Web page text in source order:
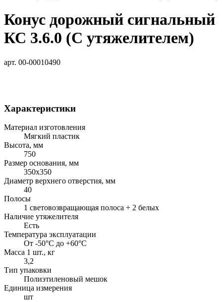
Конус дорожный сигнальный
КС 3.6.0 (С утяжелителем)
арт. 00-00010490
Характеристики
Материал изготовления
Мягкий пластик
Высота, мм
750
Размер основания, мм
350х350
Диаметр верхнего отверстия, мм
40
Полосы
1 световозвращающая полоса + 2 белых
Наличие утяжелителя
Есть
Температура эксплуатации
От -50°C до +60°C
Масса 1 шт., кг
3,2
Тип упаковки
Полиэтиленовый мешок
Единица измерения
шт